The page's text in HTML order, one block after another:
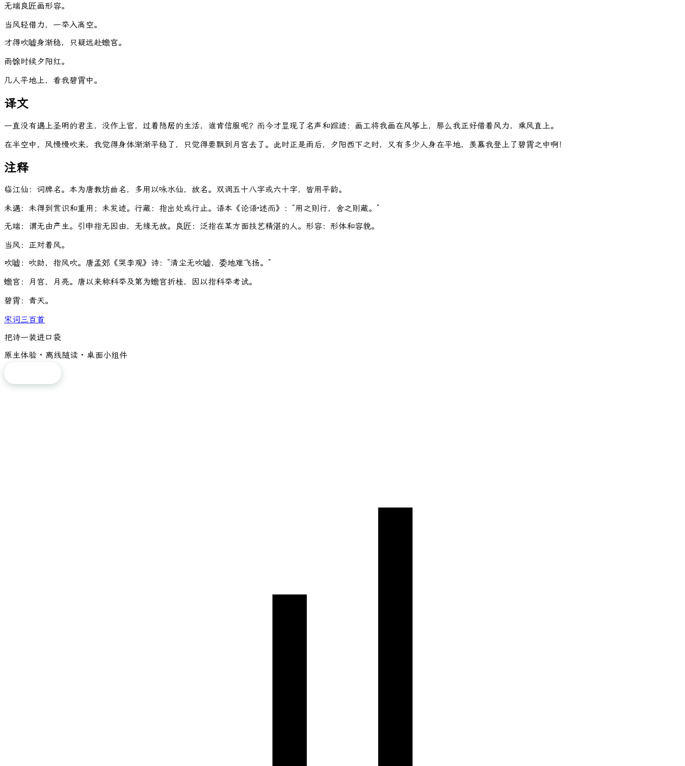
无端良匠画形容。
当风轻借力 ， 一举入高 空。
才得吹嘘身渐稳， 只疑远赴蟾宫。
雨馀时候夕阳红。
几人平地上， 看我碧霄中。
译文
一直没有遇上圣明的君主，没作上官，过着隐居的生活，谁肯信服呢？而今才显现了名声和踪迹：画工将我画在风筝上，那么我正好借着风力，乘风直上。
在半空中，风慢慢吹来，我觉得身体渐渐平稳了，只觉得要飘到月宫去了。此时正是雨后，夕阳西下之时，又有多少人身在平地，羡慕我登上了碧霄之中啊！
注释
临江仙：词牌名。本为唐教坊曲名，多用以咏水仙，故名。双调五十八字或六十字，皆用平韵。
未遇：未得到赏识和重用；未发迹。行藏：指出处或行止。语本《论语·述而》：“用之则行，舍之则藏。”
无端：谓无由产生。引申指无因由，无缘无故。良匠：泛指在某方面技艺精湛的人。形容：形体和容貌。
当风：正对着风。
吹嘘：吹助，指风吹。唐孟郊《哭李观》诗：“清尘无吹嘘，委地难飞扬。”
蟾宫：月宫，月亮。唐以来称科举及第为蟾宫折桂，因以指科举考试。
碧霄：青天。
宋词三百首
把诗一装进口袋
原生体验 · 离线随读 · 桌面小组件